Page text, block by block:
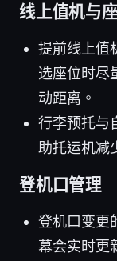
线上值机与
提前线上值
选座位时尽
动距离。
行李预托与
助托运机减
登机口管理
登机口变更
幕会实时更